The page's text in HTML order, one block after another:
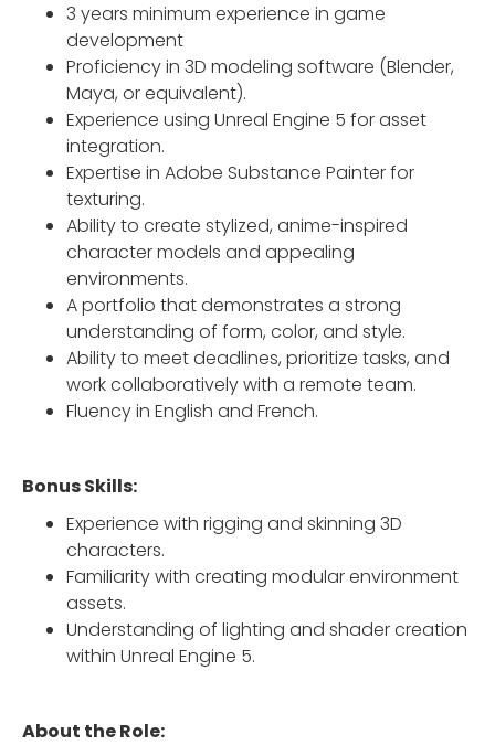
3 years minimum experience in game
development
Proficiency in 3D modeling software (Blender,
Maya, or equivalent).
Experience using Unreal Engine 5 for asset
integration.
Expertise in Adobe Substance Painter for
texturing.
Ability to create stylized, anime-inspired
character models and appealing
environments.
A portfolio that demonstrates a strong
understanding of form, color, and style.
Ability to meet deadlines, prioritize tasks, and
work collaboratively with a remote team.
Fluency in English and French.
Bonus Skills:
Experience with rigging and skinning 3D
characters.
Familiarity with creating modular environment
assets.
Understanding of lighting and shader creation
within Unreal Engine 5.
About the Role: